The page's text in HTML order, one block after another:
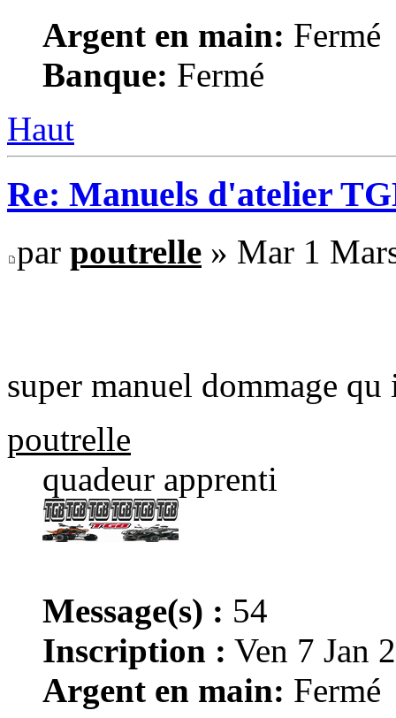
Argent en main: Fermé
Banque: Fermé
Haut
Re: Manuels d'atelier
par poutrelle » Mar 1
super manuel dommage
poutrelle
quadeur apprenti
Message(s) : 54
Inscription : Ven 7 Jan
Argent en main: Fermé